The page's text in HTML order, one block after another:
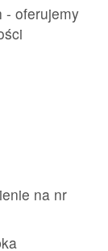
- oferujemy
na nr